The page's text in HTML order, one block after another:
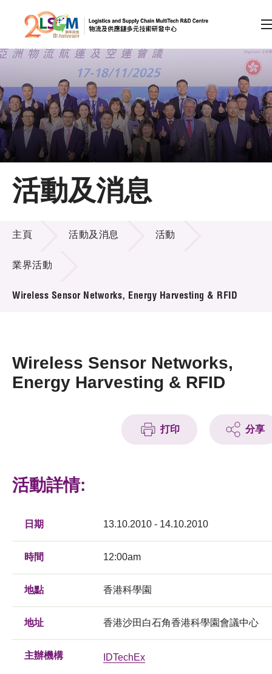
跳到內容（按回車鍵）
會員登入
A A EN 繁 简
主頁
關於LSCM
技術商品化
項目及資助計劃
新聞中心
活動及消息
活動及消息
主頁 活動及消息 活動
業界活動
Wireless Sensor Networks, Energy Harvesting & RFID
Wireless Sensor Networks,
Energy Harvesting & RFID
打印 分享
活動詳情:
日期 13.10.2010 - 14.10.2010
時間 12:00am
地點 香港科學園
地址 香港沙田白石角香港科學園會議中心
主辦機構 IDTechEx